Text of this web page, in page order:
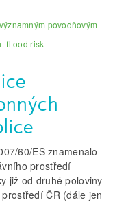
povodňovým
fl ood risk
60/ES znamenalo
prostředí
již od druhé poloviny
ČR (dále jen